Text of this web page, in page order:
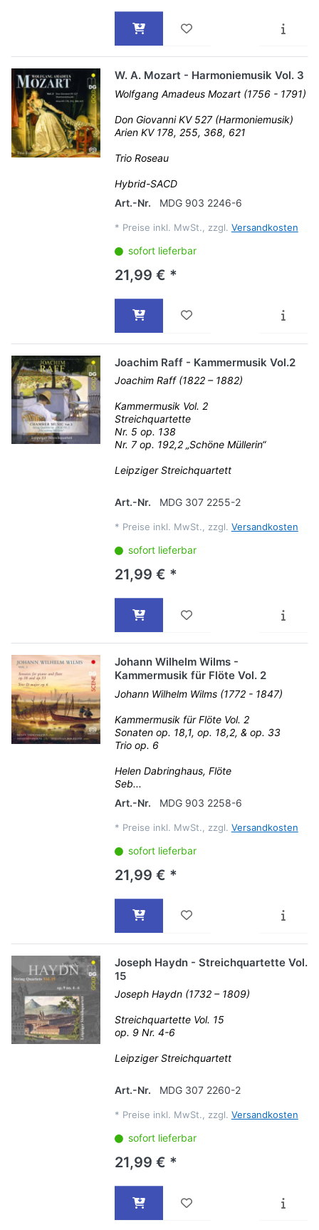
W. A. Mozart - Harmoniemusik Vol. 3
Wolfgang Amadeus Mozart (1756 - 1791)
Don Giovanni KV 527 (Harmoniemusik)
Arien KV 178, 255, 368, 621
Trio Roseau
Hybrid-SACD
Art.-Nr.
MDG 903 2246-6
* Preise inkl. MwSt., zzgl. Versandkosten
sofort lieferbar
21,99 € *
Joachim Raff - Kammermusik Vol.2
Joachim Raff (1822 – 1882)
Kammermusik Vol. 2
Streichquartette
Nr. 5 op. 138
Nr. 7 op. 192,2 „Schöne Müllerin“
Leipziger Streichquartett
Art.-Nr. MDG 307 2255-2
* Preise inkl. MwSt., zzgl. Versandkosten
sofort lieferbar
21,99 € *
Johann Wilhelm Wilms -
Kammermusik für Flöte Vol. 2
Johann Wilhelm Wilms (1772 - 1847)
Kammermusik für Flöte Vol. 2
Sonaten op. 18,1, op. 18,2, & op. 33
Trio op. 6
Helen Dabringhaus, Flöte
Seb...
Art.-Nr.
MDG 903 2258-6
* Preise inkl. MwSt., zzgl. Versandkosten
sofort lieferbar
21,99 € *
Joseph Haydn - Streichquartette Vol.
15
Joseph Haydn (1732 – 1809)
Streichquartette Vol. 15
op. 9 Nr. 4-6
Leipziger Streichquartett
Art.-Nr. MDG 307 2260-2
* Preise inkl. MwSt., zzgl. Versandkosten
sofort lieferbar
21,99 € *